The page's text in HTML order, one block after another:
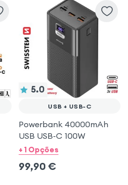
5.0
USB + USB-C
Powerbank 40000mAh
USB USB-C 100W
+ 1 Opções
99,90 €